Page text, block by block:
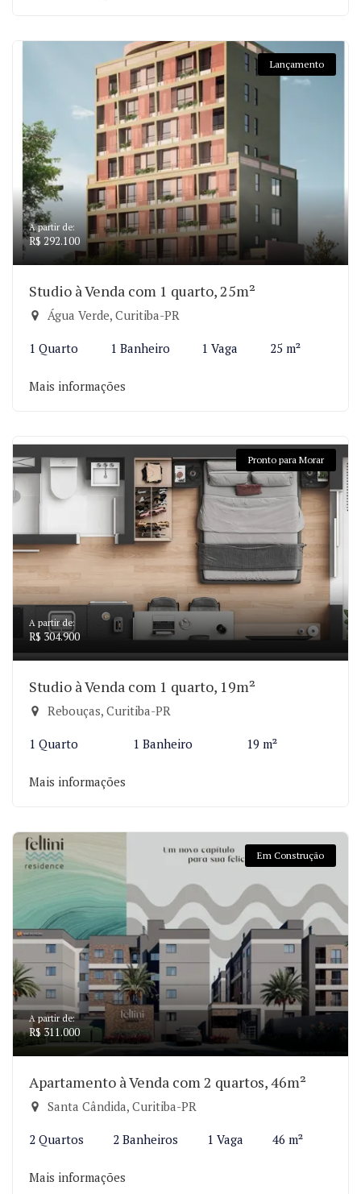
Lançamento
A partir de:
R$ 292.100
Studio à Venda com 1 quarto, 25m²
Água Verde, Curitiba-PR
1 Quarto 1 Banheiro 1 Vaga 25 m²
Mais informações
Pronto para Morar
A partir de:
R$ 304.900
Studio à Venda com 1 quarto, 19m²
Rebouças, Curitiba-PR
1 Quarto 1 Banheiro 19 m²
Mais informações
Em Construção
A partir de:
R$ 311.000
Apartamento à Venda com 2 quartos, 46m²
Santa Cândida, Curitiba-PR
2 Quartos 2 Banheiros 1 Vaga 46 m²
Mais informações